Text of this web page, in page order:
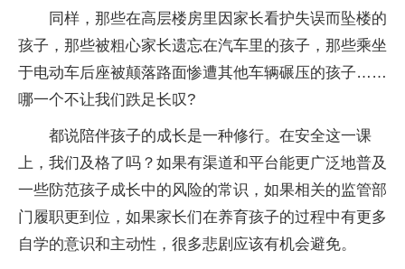
同样，那些在高层楼房里因家长看护失误而坠楼的
孩子，那些被粗心家长遗忘在汽车里的孩子，那些乘坐
于电动车后座被颠落路面惨遭其他车辆碾压的孩子……
哪一个不让我们跌足长叹?
都说陪伴孩子的成长是一种修行。在安全这一课
上，我们及格了吗？如果有渠道和平台能更广泛地普及
一些防范孩子成长中的风险的常识，如果相关的监管部
门履职更到位，如果家长们在养育孩子的过程中有更多
自学的意识和主动性，很多悲剧应该有机会避免。